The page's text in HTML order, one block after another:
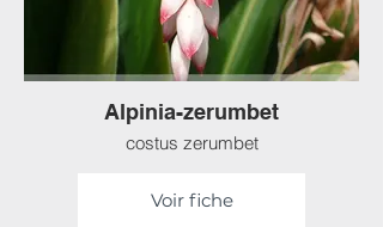
Alpinia-zerumbet
costus zerumbet
Voir fiche